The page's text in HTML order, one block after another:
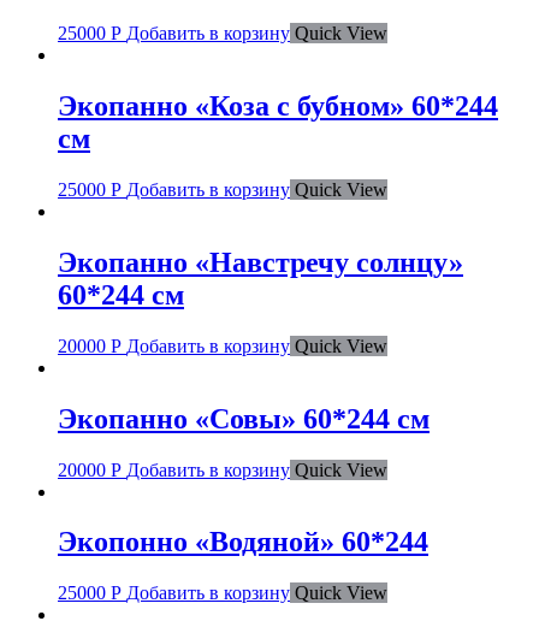
25000 Р Добавить в корзину Quick View
Экопанно «Коза с бубном» 60*244
см
25000 Р Добавить в корзину Quick View
Экопанно «Навстречу солнцу»
60*244 см
20000 Р Добавить в корзину Quick View
Экопанно «Совы» 60*244 см
20000 Р Добавить в корзину Quick View
Экопонно «Водяной» 60*244
25000 Р Добавить в корзину Quick View